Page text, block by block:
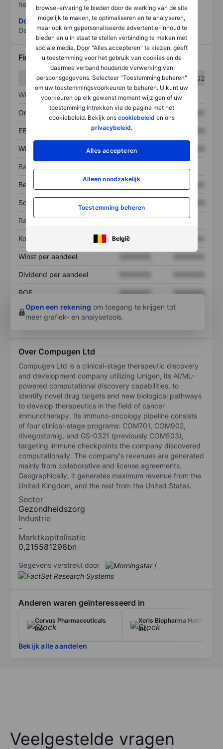
browse-ervaring te bieden door de werking van de site
mogelijk te maken, te optimaliseren en te analyseren,
maar ook om gepersonaliseerde advertentie-inhoud te
bieden en u in staat te stellen verbinding te maken met
sociale media. Door "Alles accepteren" te kiezen, geeft
u toestemming voor het gebruik van cookies en de
daarmee verband houdende verwerking van
persoonsgegevens. Selecteer "Toestemming beheren"
om uw toestemmingsvoorkeuren te beheren. U kunt uw
voorkeuren op elk gewenst moment wijzigen of uw
toestemming intrekken via de pagina met het
cookiebeleid. Bekijk ons cookiebeleid en ons
privacybeleid.
Alles accepteren
Alleen noodzakelijk
Toestemming beheren
België
het grootste risico).
Download de ESG-risicomethodologie
Data provided by
/
Financiële gegevens
Q1
Q2
Winst/verlies
Omzet XXXXXXX XXXXXXX
EBITDA XXXXXXX
Winst XXXXXXX
Balans
Bezittingen XXXXXXX
Schulden
Ratio's
Koers/omzetratio XXXXXXX
Winst per aandeel
Dividend per aandeel
ROE XXXXXXX
XXXXXXX
Open een rekening om toegang te krijgen tot
meer grafiek- en analysetools.
Over Compugen Ltd
Compugen Ltd is a clinical-stage therapeutic discovery
and development company utilizing Unigen, its AI/ML-
powered computational discovery capabilities, to
identify novel drug targets and new biological pathways
to develop therapeutics in the field of cancer
immunotherapy. Its immuno-oncology pipeline consists
of four clinical-stage programs: COM701, COM902,
rilvegostomig, and GS-0321 (previously COM503),
targeting immune checkpoints the company discovered
computationally. The company's revenues are generated
mainly from collaborative and license agreements.
Geographically, it generates maximum revenue from the
United Kingdom, and the rest from the United States.
Sector
Gezondheidszorg
Industrie
-
Marktkapitalisatie
0,215581296bn
Gegevens verstrekt door /
Anderen waren geïnteresseerd in
Corvus Pharmaceuticals
Inc.
Xeris Biopharma Holdings
Inc.
Bekijk alle aandelen
Veelgestelde vragen